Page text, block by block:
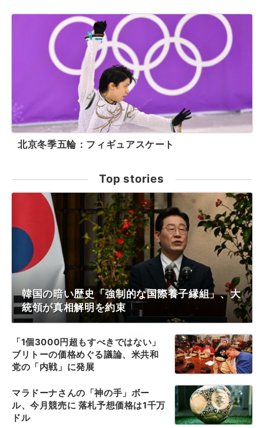
北京冬季五輪：フィギュアスケート
Top stories
韓国の暗い歴史「強制的な国際養子縁組」、大
統領が真相解明を約束
「1個3000円超もすべきではない」
ブリトーの価格めぐる議論、米共和
党の「内戦」に発展
マラドーナさんの「神の手」ボー
ル、今月競売に 落札予想価格は1千万
ドル